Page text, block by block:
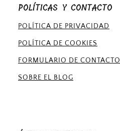
POLÍTICAS Y CONTACTO
POLÍTICA DE PRIVACIDAD
POLÍTICA DE COOKIES
FORMULARIO DE CONTACTO
SOBRE EL BLOG